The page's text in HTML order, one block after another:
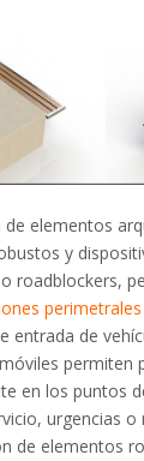
de elementos
y
o roadblockers,
perimetrales
entrada de
permiten
en los puntos
urgencias
de elementos